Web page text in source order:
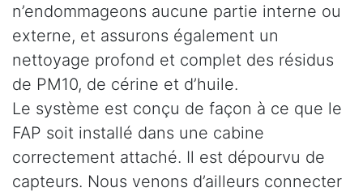
n’endommageons aucune partie interne ou
externe, et assurons également un
nettoyage profond et complet des résidus
de PM10, de cérine et d’huile.
Le système est conçu de façon à ce que le
FAP soit installé dans une cabine
correctement attaché. Il est dépourvu de
capteurs. Nous venons d’ailleurs connecter